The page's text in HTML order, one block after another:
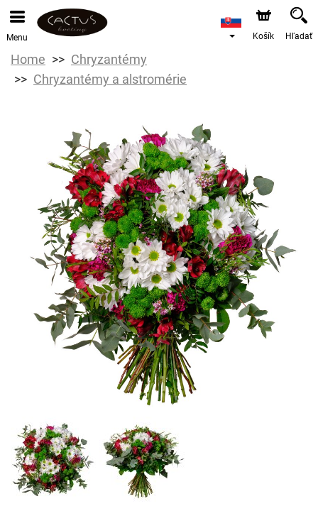
Menu Košík Hľadať
Home
Chryzantémy
Chryzantémy a alstromérie